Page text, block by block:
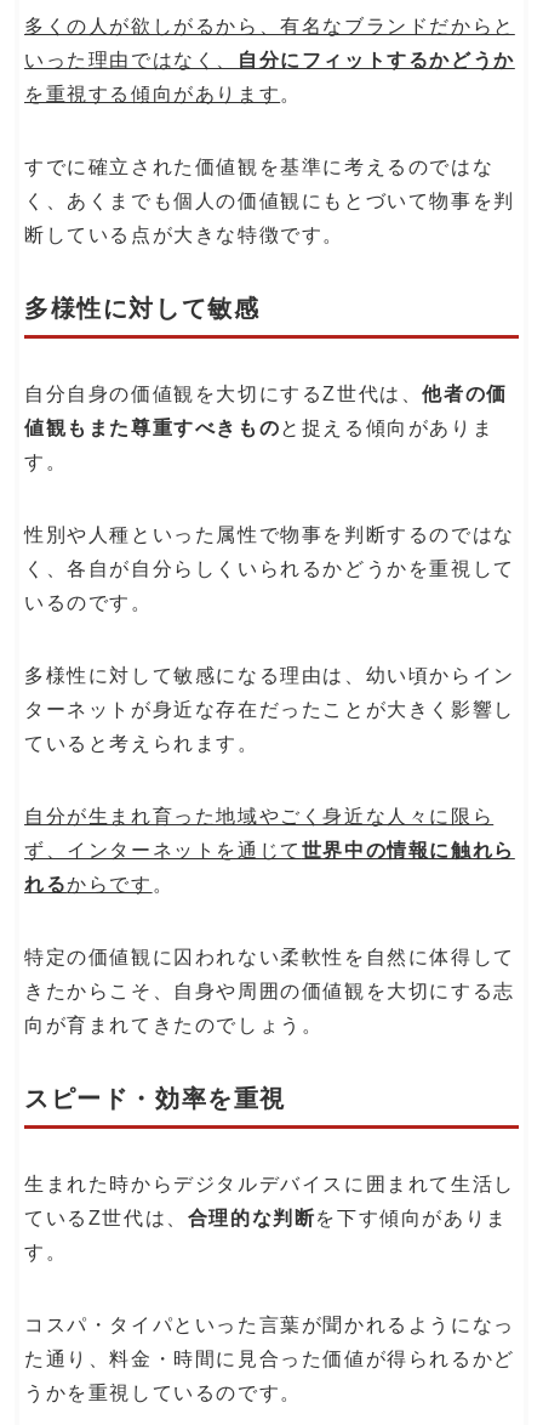
多くの人が欲しがるから、有名なブランドだからと
いった理由ではなく、
自分にフィットするかどうか
を重視する傾向があります 。
すでに確立された価値観を基準に考えるのではな
く、あくまでも個人の価値観にもとづいて物事を判
断している点が大きな特徴です。
多様性に対して敏感
自分自身の価値観を大切にするZ世代は、他者の価
値観もまた尊重すべきものと捉える傾向がありま
す。
性別や人種といった属性で物事を判断するのではな
く、各自が自分らしくいられるかどうかを重視して
いるのです。
多様性に対して敏感になる理由は、幼い頃からイン
ターネットが身近な存在だったことが大きく影響し
ていると考えられます。
自分が生まれ育った地域やごく身近な人々に限ら
ず、インターネットを通じて 世界中の情報に触れら
れるからです 。
特定の価値観に囚われない柔軟性を自然に体得して
きたからこそ、自身や周囲の価値観を大切にする志
向が育まれてきたのでしょう。
スピード・効率を重視
生まれた時からデジタルデバイスに囲まれて生活し
ているZ世代は、 合理的な判断を下す傾向がありま
す。
コスパ・タイパといった言葉が聞かれるようになっ
た通り、料金・時間に見合った価値が得られるかど
うかを重視しているのです。